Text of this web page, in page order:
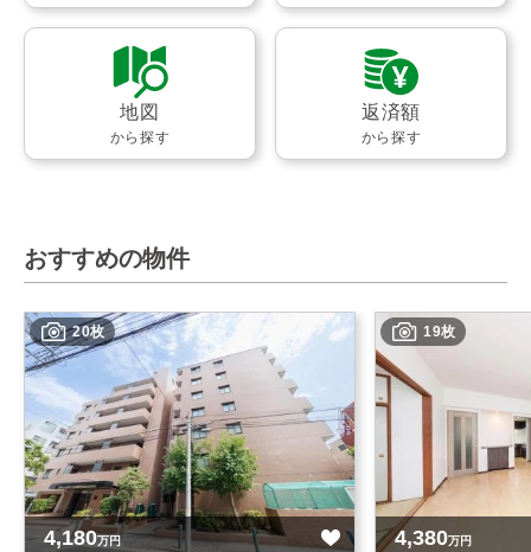
地図
から探す
返済額
から探す
おすすめの物件
20枚
4,180万円
19枚
4,380万円